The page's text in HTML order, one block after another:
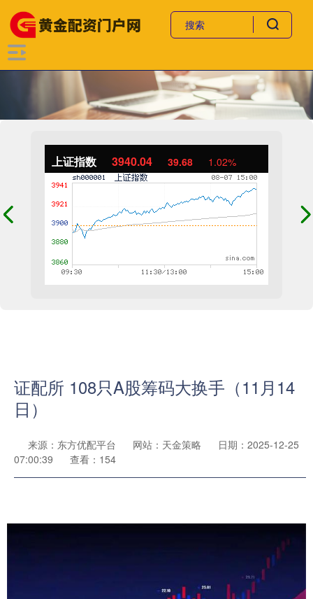
上证指数 3940.04 39.68 1.02%
证配所 108只A股筹码大换手（11月14
日）
来源：东方优配平台 网站：天金策略
日期：2025-12-25
07:00:39
查看：154